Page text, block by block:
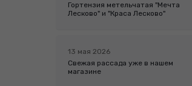
Гортензия метельчатая "Мечта
Лесково" и "Краса Лесково"
13 мая 2026
Свежая рассада уже в нашем
магазине